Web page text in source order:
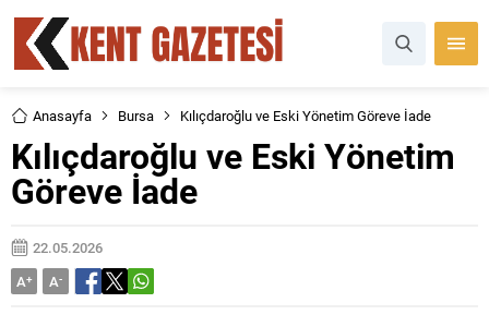
Anasayfa Bursa Kılıçdaroğlu ve Eski Yönetim Göreve İade
Kılıçdaroğlu ve Eski Yönetim
Göreve İade
22.05.2026
A+ A-